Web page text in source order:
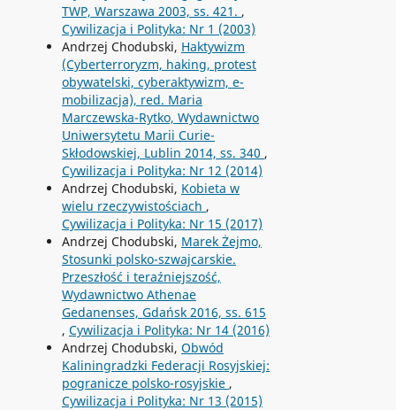
TWP, Warszawa 2003, ss. 421. ,
Cywilizacja i Polityka: Nr 1 (2003)
Andrzej Chodubski, Haktywizm
(Cyberterroryzm, haking, protest
obywatelski, cyberaktywizm, e-
mobilizacja), red. Maria
Marczewska-Rytko, Wydawnictwo
Uniwersytetu Marii Curie-
Skłodowskiej, Lublin 2014, ss. 340 ,
Cywilizacja i Polityka: Nr 12 (2014)
Andrzej Chodubski, Kobieta w
wielu rzeczywistościach ,
Cywilizacja i Polityka: Nr 15 (2017)
Andrzej Chodubski, Marek Żejmo,
Stosunki polsko-szwajcarskie.
Przeszłość i teraźniejszość,
Wydawnictwo Athenae
Gedanenses, Gdańsk 2016, ss. 615
, Cywilizacja i Polityka: Nr 14 (2016)
Andrzej Chodubski, Obwód
Kaliningradzki Federacji Rosyjskiej:
pogranicze polsko-rosyjskie ,
Cywilizacja i Polityka: Nr 13 (2015)